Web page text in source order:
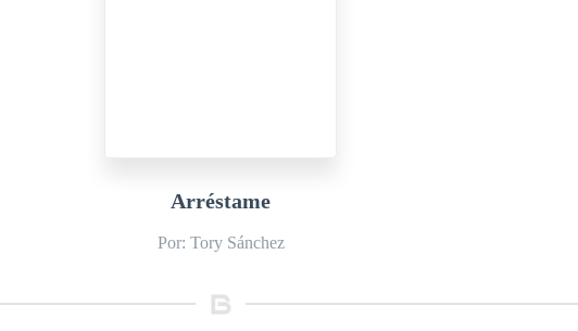
Arréstame
Por: Tory Sánchez